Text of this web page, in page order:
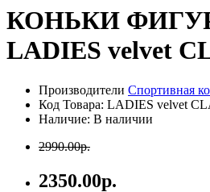
КОНЬКИ
LADIES velvet
Производители Спортивная
Код Товара: LADIES velvet
Наличие: В наличии
2990.00р.
2350.00р.